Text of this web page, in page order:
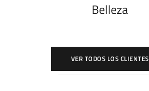
Belleza
VER TODOS LOS CLIENTES